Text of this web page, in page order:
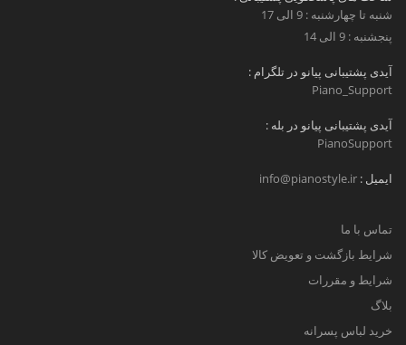
شنبه تا چهارشنبه : 9 الی 17
پنجشنبه : 9 الی 14
آیدی پشتیبانی پیانو در تلگرام :
Piano_Support
آیدی پشتیبانی پیانو در بله :
PianoSupport
ایمیل : info@pianostyle.ir
تماس با ما
شرایط بازگشت و تعویض کالا
شرایط و مقررات
بلاگ
خرید لباس پسرانه